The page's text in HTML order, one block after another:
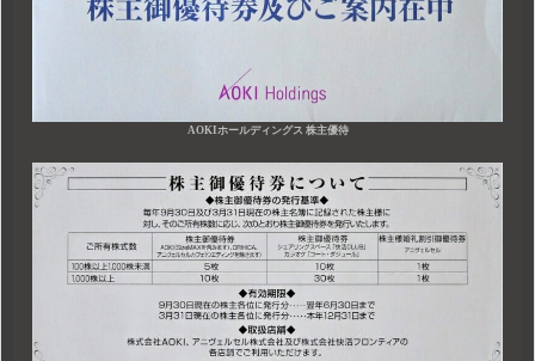
AOKIホールディングス 株主優待